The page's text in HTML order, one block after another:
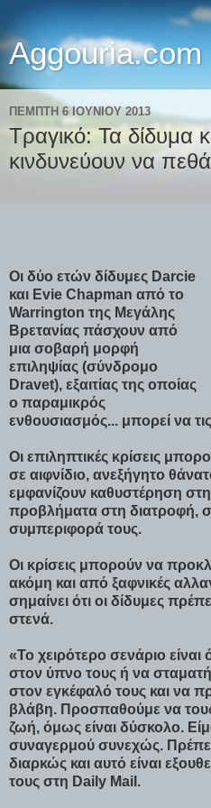
Aggouria.com
ΠΈΜΠΤΗ 6 ΙΟΥΝΊΟΥ 2013
Τραγικό: Τα δίδυμα
κινδυνεύουν να
Οι δύο ετών δίδυμες Darcie
και Evie Chapman από το
Warrington της Μεγάλης
Βρετανίας πάσχουν από
μια σοβαρή μορφή
επιληψίας (σύνδρομο
Dravet), εξαιτίας της οποίας
ο παραμικρός
ενθουσιασμός... μπορεί να
Οι επιληπτικές κρίσεις
σε αιφνίδιο, ανεξήγητο
εμφανίζουν καθυστέρηση
προβλήματα στη διατροφή,
συμπεριφορά τους.
Οι κρίσεις μπορούν να
ακόμη και από ξαφνικές
σημαίνει ότι οι δίδυμες
στενά.
«Το χειρότερο σενάριο
στον ύπνο τους ή να
στον εγκέφαλό τους και να
βλάβη. Προσπαθούμε να
ζωή, όμως είναι δύσκολο.
συναγερμού συνεχώς.
διαρκώς και αυτό είναι
τους στη Daily Mail.